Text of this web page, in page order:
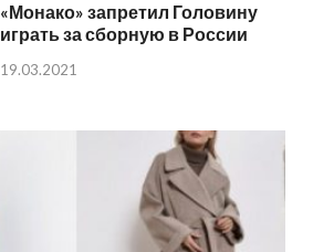
«Монако» запретил Головину
играть за сборную в России
19.03.2021